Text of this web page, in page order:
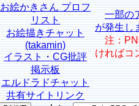
お絵かきさん プロフ
リスト
お絵描きチャット
(takamin)
イラスト・CG批評
掲示板
エルドラドチャット
共有サイトリンク
一部の
が発生し
注：
ければコ